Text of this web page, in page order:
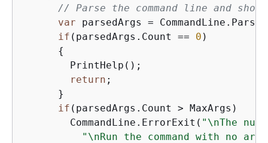
// Parse the command line and
var parsedArgs =
if (parsedArgs.Count == 0 )
{
        PrintHelp();
return ;
      }
if (parsedArgs.Count > MaxArgs)
        CommandLine.ErrorExit(
"\nThe
"\nRun the command with no